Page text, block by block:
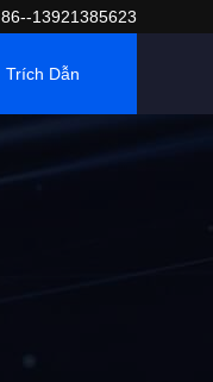
86--13921385623
Trích Dẫn